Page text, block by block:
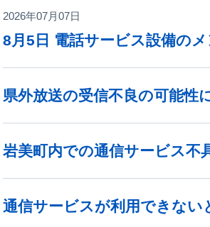
2026年07月07日
8月5日 電話サービス設備の
県外放送の受信不良の可能性
岩美町内での通信サービス不
通信サービスが利用できない